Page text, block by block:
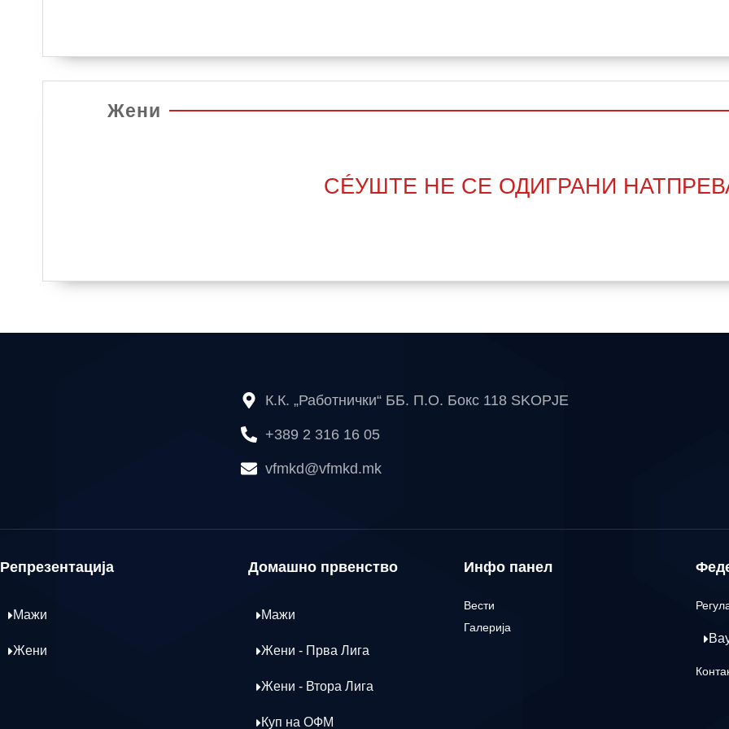
Жени
СÉУШТЕ НЕ СЕ ОДИГРАНИ
К.К. „Работнички“ ББ. П.О. Бокс 118 SKOPJE
+389 2 316 16 05
vfmkd@vfmkd.mk
Репрезентација
Мажи
Жени
Домашно првенство
Мажи
Жени - Прва Лига
Жени - Втора Лига
Куп на ОФМ
Инфо панел
Вести
Галерија